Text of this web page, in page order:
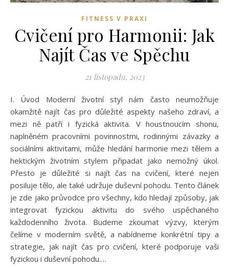
FITNESS V PRAXI
Cvičení pro Harmonii: Jak
Najít Čas ve Spěchu
21 listopadu, 2023
I. Úvod Moderní životní styl nám často neumožňuje
okamžitě najít čas pro důležité aspekty našeho zdraví, a
mezi ně patří i fyzická aktivita. V houstnoucím shonu,
naplněném pracovními povinnostmi, rodinnými závazky a
sociálními aktivitami, může hledání harmonie mezi tělem a
hektickým životním stylem připadat jako nemožný úkol.
Přesto je důležité si najít čas na cvičení, které nejen
posiluje tělo, ale také udržuje duševní pohodu. Tento článek
je zde jako průvodce pro všechny, kdo hledají způsoby, jak
integrovat fyzickou aktivitu do svého uspěchaného
každodenního života. Budeme zkoumat výzvy, kterým
čelíme v moderním světě, a nabídneme konkrétní tipy a
strategie, jak najít čas pro cvičení, které podporuje vaši
fyzickou i duševní pohodu.…